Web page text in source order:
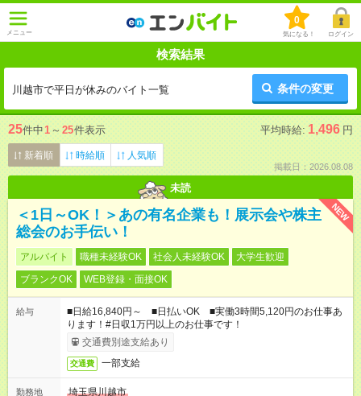
メニュー
0
気になる！ ログイン
検索結果
川越市で平日が休みのバイト一覧 条件の変更
25件中1 ～ 25件表示 平均時給: 1,496 円
新着順 時給順 人気順
掲載日：2026.08.08
未読
NEW
＜1日～OK！＞あの有名企業も！展示会や株主
総会のお手伝い！
アルバイト 職種未経験OK 社会人未経験OK
大学生歓迎
ブランクOK
WEB登録・面接OK
給与
■日給16,840円～ ■日払いOK ■実働3時間5,120円のお仕事あ
ります！#日収1万円以上のお仕事です！
交通費別途支給あり
交通費 一部支給
勤務地
埼玉県川越市